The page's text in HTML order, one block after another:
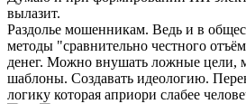
вылазит.
Раздолье мошенникам. Ведь и в
методы "сравнительно честного
денег. Можно внушать ложные цели,
шаблоны. Создавать идеологию.
логику которая априори слабее